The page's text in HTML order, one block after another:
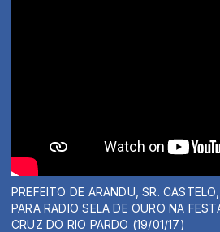
PREFEITO DE ARANDU, SR.
PARA RADIO SELA DE OURO NA
CRUZ DO RIO PARDO (19/01/17)